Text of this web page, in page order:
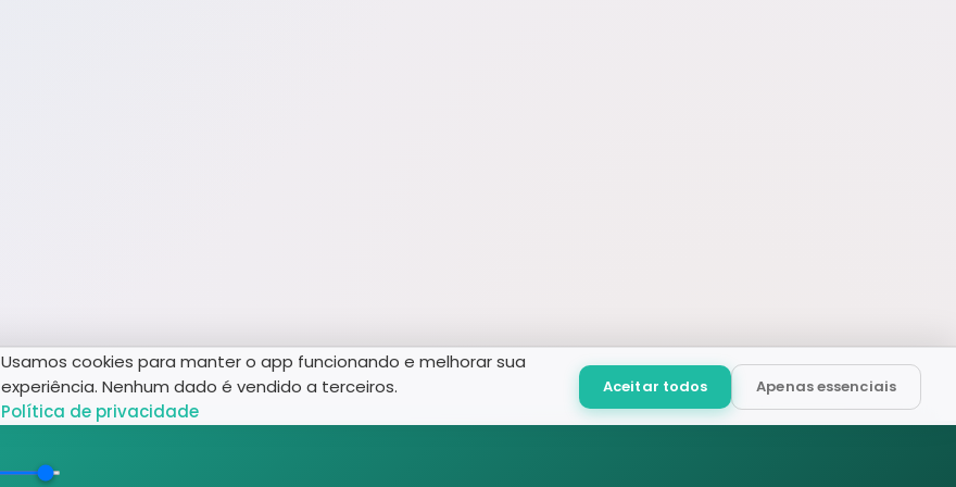
Usamos cookies para manter o app funcionando e melhorar sua
experiência. Nenhum dado é vendido a terceiros.
Política de privacidade
Aceitar todos Apenas essenciais